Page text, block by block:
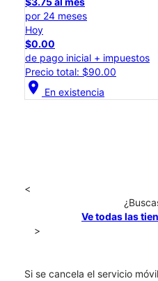
por 24 meses
Hoy
$0.00
de pago inicial + impuestos
Precio total: $90.00
location_on En existencia
<
Ve todas las
>
Si se cancela el servicio